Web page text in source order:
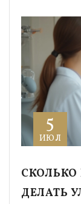
5
ИЮЛ
ДЕЛАТЬ